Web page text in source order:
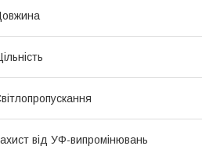
від УФ-випромінювань